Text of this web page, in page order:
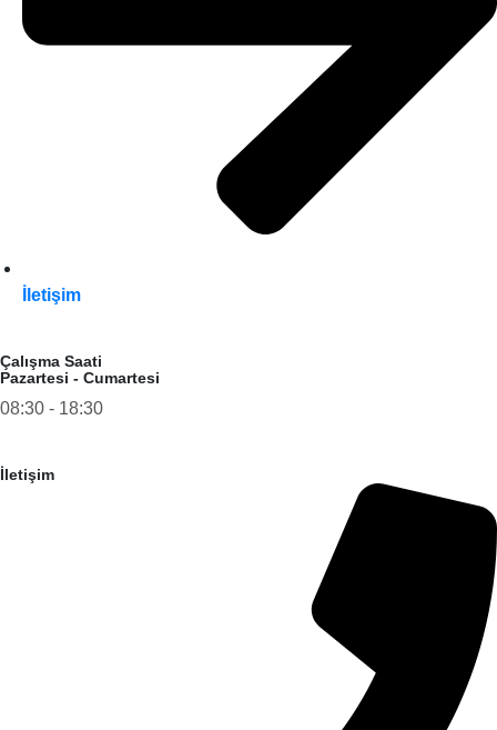
İletişim
Çalışma Saati
Pazartesi - Cumartesi
08:30 - 18:30
İletişim